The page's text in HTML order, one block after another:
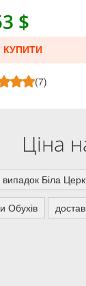
$
КУПИТИ
(7)
Ціна
випадок Біла
Обухів